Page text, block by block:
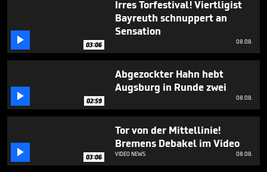
 03:06
Irres Torfestival! Viertligist
Bayreuth schnuppert an
Sensation
08.08.
 02:59
Abgezockter Hahn hebt
Augsburg in Runde zwei
08.08.
 03:06
Tor von der Mittellinie!
Bremens Debakel im Video
VIDEO NEWS 08.08.